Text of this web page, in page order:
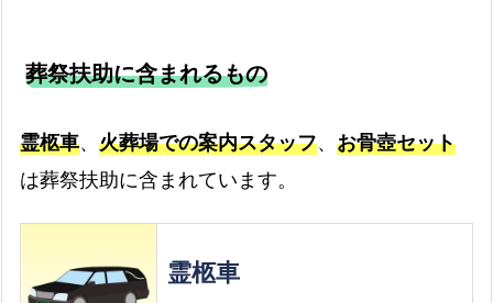
葬祭扶助に含まれるもの
霊柩車、 火葬場での案内スタッフ、 お骨壺セット
は葬祭扶助に含まれています。
霊柩車